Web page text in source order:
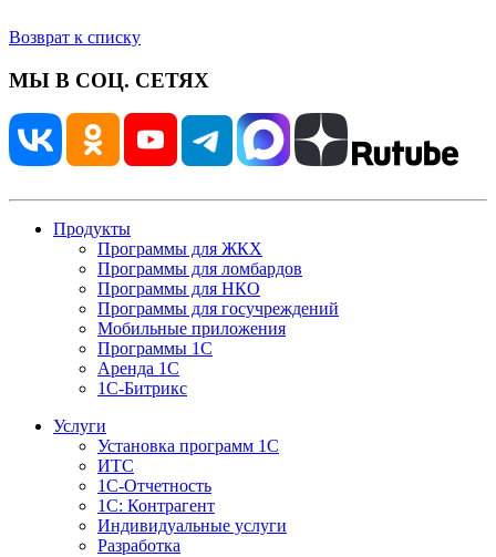
Возврат к списку
МЫ В СОЦ. СЕТЯХ
Продукты
Программы для ЖКХ
Программы для ломбардов
Программы для НКО
Программы для госучреждений
Мобильные приложения
Программы 1С
Аренда 1С
1С-Битрикс
Услуги
Установка программ 1С
ИТС
1С-Отчетность
1С: Контрагент
Индивидуальные услуги
Разработка